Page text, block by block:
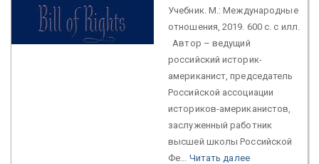
Учебник. М.: Международные
отношения, 2019. 600 с. с илл.
Автор – ведущий
российский историк-
американист, председатель
Российской ассоциации
историков-американистов,
заслуженный работник
высшей школы Российской
Фе... Читать далее